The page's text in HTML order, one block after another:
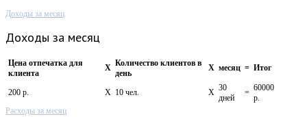
Доходы за месяц
Доходы за месяц
Цена отпечатка для
клиента
X Количество клиентов в
день
X месяц = Итог
200 р. X 10 чел. X 30
дней
= 60000
р.
Расходы за месяц